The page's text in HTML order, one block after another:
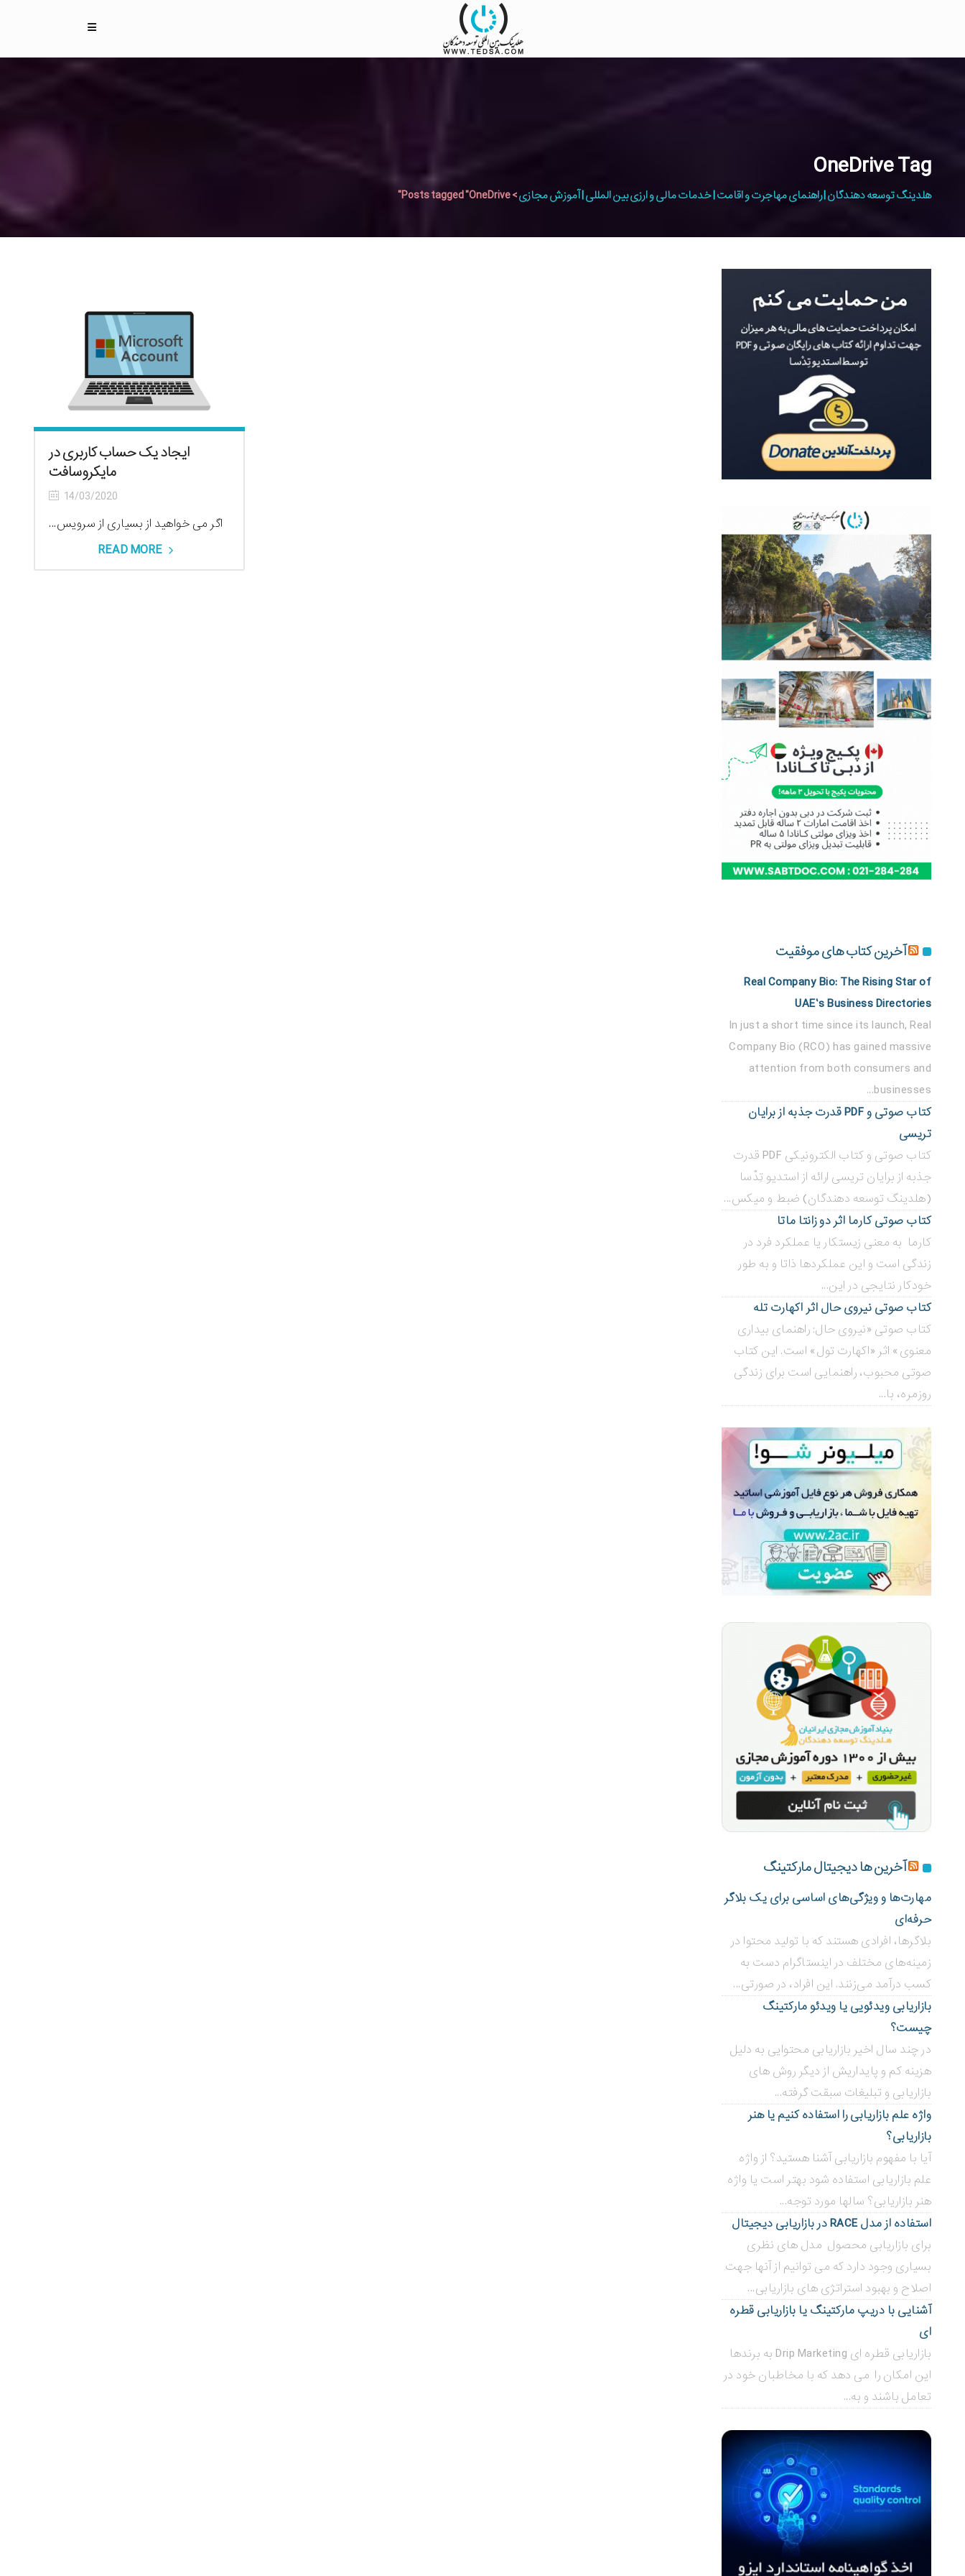
OneDrive Tag
هلدینگ توسعه دهندگان | راهنمای مهاجرت و اقامت | خدمات مالی و ارزی بین المللی | آموزش مجازی>
Posts tagged "OneDrive"
ایجاد یک حساب کاربری در
مایکروسافت
14/03/2020
اگر می خواهید از بسیاری از سرویس...
READ MORE
آخرین کتاب های موفقیت
Real Company Bio: The Rising Star of
UAE’s Business Directories
In just a short time since its launch, Real
Company Bio (RCO) has gained massive
attention from both consumers and
businesses...
کتاب صوتی و PDF قدرت جذبه از برایان
تریسی
کتاب صوتی و کتاب الکترونیکی PDF قدرت
جذبه از برایان تریسی ارائه از استدیو تِدْسا
(هلدینگ توسعه دهندگان) ضبط و میکس...
کتاب صوتی کارما اثر دو زانتا ماتا
کارما به معنی زیستکار یا عملکرد فرد در
زندگی است و این عملکردها ذاتا و به طور
خودکار نتایجی در این...
کتاب صوتی نیروی حال اثر اکهارت تله
کتاب صوتی «نیروی حال: راهنمای بیداری
معنوی» اثر «اکهارت تول» است. این کتاب
صوتی محبوب، راهنمایی است برای زندگی
روزمره، با...
آخرین ها دیجیتال مارکتینگ
مهارت‌ها و ویژگی‌های اساسی برای یک بلاگر
حرفه‌ای
بلاگر‌ها، افرادی هستند که با تولید محتوا در
زمینه‌های مختلف در اینستاگرام دست به
کسب درآمد می‌زنند. این افراد، در صورتی...
بازاریابی ویدئویی ‌یا ویدئو مارکتینگ
چیست؟
در چند سال اخیر بازاریابی محتوایی به دلیل
هزینه کم و پایداریش از دیگر روش های
بازاریابی و تبلیغات سبقت گرفته...
واژه علم بازاریابی را استفاده کنیم یا هنر
بازاریابی؟
آیا با مفهوم بازاریابی آشنا هستید؟ از واژه
علم بازاریابی استفاده شود بهتر است یا واژه
هنر بازاریابی؟ سالها مورد توجه...
استفاده از مدل RACE در بازاریابی دیجیتال
برای بازاریابی محصول مدل های نظری
بسیاری وجود دارد که می توانیم از آنها جهت
اصلاح و بهبود استراتژی های بازاریابی...
آشنایی با دریپ مارکتینگ یا بازاریابی قطره
ای
بازاریابی قطره ای Drip Marketing به برندها
این امکان را می دهد که با مخاطبان خود در
تعامل باشند و به...